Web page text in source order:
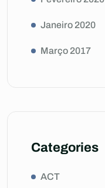
Janeiro 2020
Março 2017
Categories
ACT